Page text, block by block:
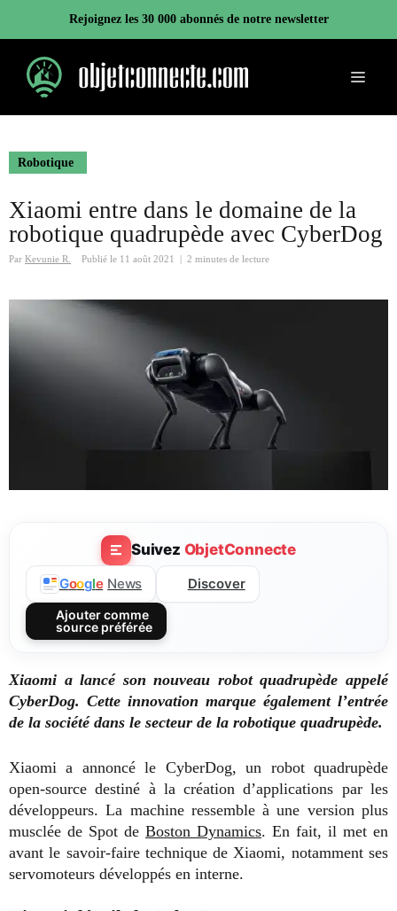
contenu
Rejoignez les 30 000 abonnés de notre newsletter
Menu
Robotique
Xiaomi entre dans le domaine de la
robotique quadrupède avec CyberDog
Par Kevunie R. Publié le 11 août 2021 2 minutes de lecture
Suivez ObjetConnecte
Google News Discover
Ajouter comme
source préférée
Xiaomi a lancé son nouveau robot quadrupède appelé
CyberDog. Cette innovation marque également l’entrée
de la société dans le secteur de la robotique quadrupède.
Xiaomi a annoncé le CyberDog, un robot quadrupède
open-source destiné à la création d’applications par les
développeurs. La machine ressemble à une version plus
musclée de Spot de Boston Dynamics. En fait, il met en
avant le savoir-faire technique de Xiaomi, notamment ses
servomoteurs développés en interne.